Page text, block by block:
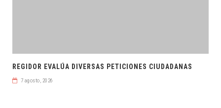
REGIDOR EVALÚA DIVERSAS PETICIONES CIUDADANAS
7 agosto, 2026